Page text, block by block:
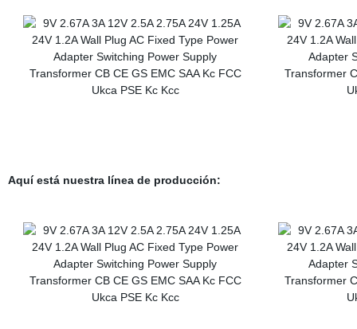
Aquí está nuestra línea de producción: